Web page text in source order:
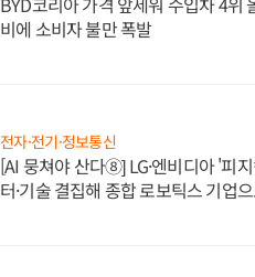
비에 소비자 불만 폭발
전자·전기·정보통신
[AI 뭉쳐야 산다⑧] LG·엔비디아 '피
터·기술 결집해 종합 로보틱스 기업